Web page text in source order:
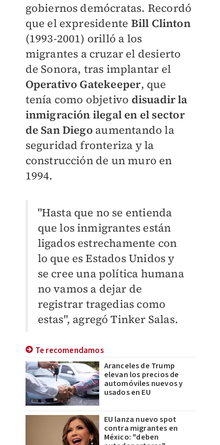
gobiernos demócratas. Recordó
que el expresidente Bill Clinton
(1993-2001) orilló a los
migrantes a cruzar el desierto
de Sonora, tras implantar el
Operativo Gatekeeper, que
tenía como objetivo disuadir la
inmigración ilegal en el sector
de San Diego aumentando la
seguridad fronteriza y la
construcción de un muro en
1994.
"Hasta que no se entienda
que los inmigrantes están
ligados estrechamente con
lo que es Estados Unidos y
se cree una política humana
no vamos a dejar de
registrar tragedias como
estas", agregó Tinker Salas.
Te recomendamos
Aranceles de Trump
elevan los precios de
automóviles nuevos y
usados en EU
EU lanza nuevo spot
contra migrantes en
México: "deben